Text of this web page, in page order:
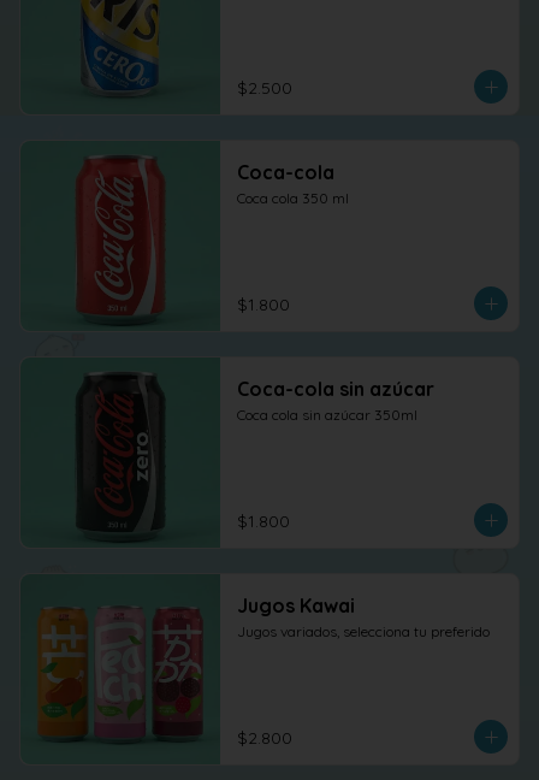
$2.500
Coca-cola
Coca cola 350 ml
$1.800
Coca-cola sin azúcar
Coca cola sin azúcar 350ml
$1.800
Jugos Kawai
Jugos variados, selecciona tu preferido
$2.800